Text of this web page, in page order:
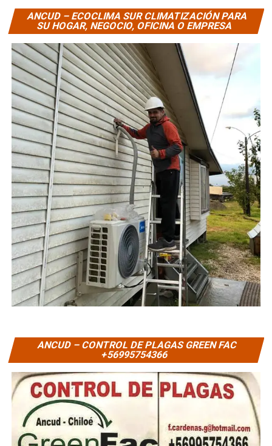
ANCUD – ECOCLIMA SUR CLIMATIZACIÓN PARA
SU HOGAR, NEGOCIO, OFICINA O EMPRESA
ANCUD – CONTROL DE PLAGAS GREEN FAC
+56995754366